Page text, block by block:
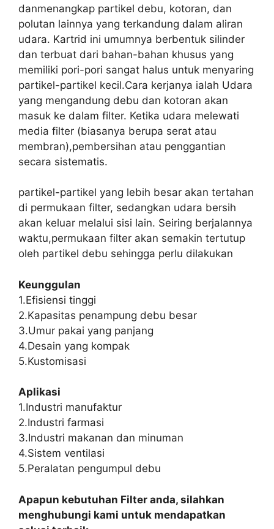
danmenangkap partikel debu, kotoran, dan
polutan lainnya yang terkandung dalam aliran
udara. Kartrid ini umumnya berbentuk silinder
dan terbuat dari bahan-bahan khusus yang
memiliki pori-pori sangat halus untuk menyaring
partikel-partikel kecil.Cara kerjanya ialah Udara
yang mengandung debu dan kotoran akan
masuk ke dalam filter. Ketika udara melewati
media filter (biasanya berupa serat atau
membran),pembersihan atau penggantian
secara sistematis.
partikel-partikel yang lebih besar akan tertahan
di permukaan filter, sedangkan udara bersih
akan keluar melalui sisi lain. Seiring berjalannya
waktu,permukaan filter akan semakin tertutup
oleh partikel debu sehingga perlu dilakukan
Keunggulan
1.Efisiensi tinggi
2.Kapasitas penampung debu besar
3.Umur pakai yang panjang
4.Desain yang kompak
5.Kustomisasi
Aplikasi
1.Industri manufaktur
2.Industri farmasi
3.Industri makanan dan minuman
4.Sistem ventilasi
5.Peralatan pengumpul debu
Apapun kebutuhan Filter anda, silahkan
menghubungi kami untuk mendapatkan